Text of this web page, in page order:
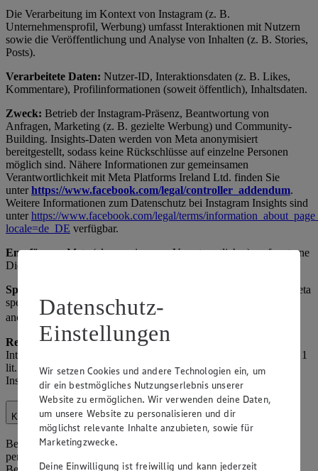
Die Verarbeitung im Kontext von Instagram (z. B.
Unternehmensprofil, Werbung) umfasst Interaktionen mit Nutzern
sowie die Veröffentlichung und Analyse von Inhalten (z. B. Stories,
Posts).
Verarbeitete Daten: Nutzer-ID, Interaktionsdaten (z. B. Likes,
Kommentare), Profilinformationen (soweit öffentlich), Inhaltsdaten.
Zweck: Betrieb der Instagram-Präsenz, Beantwortung von
Anfragen, Marketing (z. B. gezielte Werbung) und Community-
Building. Insights-Daten werden von Meta anonymisiert
bereitgestellt, sodass keine Rückschlüsse auf einzelne Personen
möglich sind. Nähere Informationen zur gemeinsamen
Verantwortlichkeit mit Meta Platforms Ireland Ltd. finden Sie
unter https://www.facebook.com/legal/controller_addendum.
Weitere Informationen zum Datenschutz bei Instagram Insights sind
unter https://www.facebook.com/legal/terms/
locale=de_DE verfügbar.
Empfänger:Meta (als gemeinsamer Verantwortlicher), ggf. externe
Dienstleister und Werbeagenturen.
Speicherdauer:
Solange das Profil aktiv ist oder bis Widerruf, Meta
speichert nach eigenen Richtlinien. Hinweis: Insights-Daten sind
anonymisiert.
Rechtsgrundlage:Art. 6 Abs. 1 lit. f) DSGVO (berechtigtes
Interesse am Betrieb der Social-Media-Präsenz) sowie Art. 6 Abs. 1
lit. a) DSGVO (Einwilligung für personalisierte Werbung über
Instagram-Einstellungen).
Kundenhotline
Bei Anrufen über unsere Kundenhotline verarbeiten wir
personenbezogene Daten zur Bearbeitung von Anfragen,
Datenschutz-
Einstellungen
Wir setzen Cookies und andere Technologien ein, um
dir ein bestmögliches Nutzungserlebnis unserer
Website zu ermöglichen. Wir verwenden deine Daten,
um unsere Website zu personalisieren und dir
möglichst relevante Inhalte anzubieten, sowie für
Marketingzwecke.
Deine Einwilligung ist freiwillig und kann jederzeit